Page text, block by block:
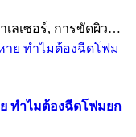
ลเซอร์, การขัดผิว…
ทำไมต้องฉีดโฟมยก